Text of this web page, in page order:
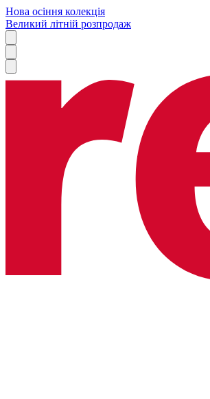
Нова осіння колекція
Великий літній розпродаж